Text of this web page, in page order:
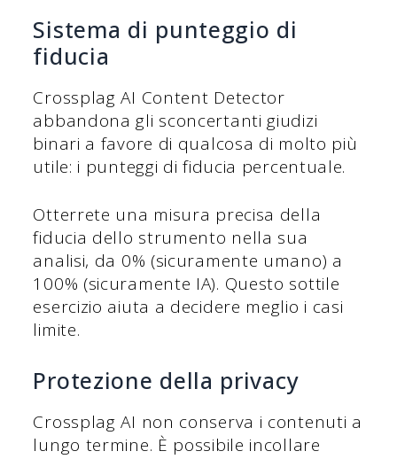
Sistema di punteggio di
fiducia
Crossplag AI Content Detector
abbandona gli sconcertanti giudizi
binari a favore di qualcosa di molto più
utile: i punteggi di fiducia percentuale.
Otterrete una misura precisa della
fiducia dello strumento nella sua
analisi, da 0% (sicuramente umano) a
100% (sicuramente IA). Questo sottile
esercizio aiuta a decidere meglio i casi
limite.
Protezione della privacy
Crossplag AI non conserva i contenuti a
lungo termine. È possibile incollare